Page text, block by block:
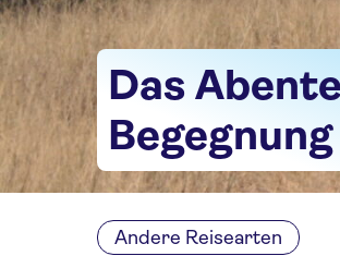
Das
Andere Reisearten